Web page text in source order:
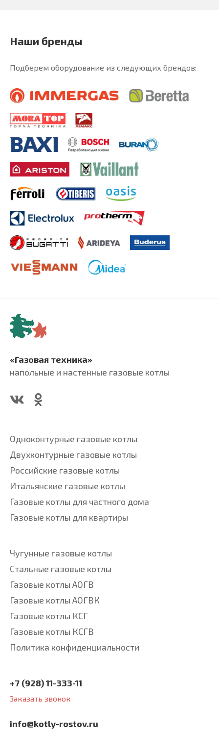
Наши бренды
Подберем оборудование из следующих брендов:
«Газовая техника»
напольные и настенные газовые котлы
Одноконтурные газовые котлы
Двухконтурные газовые котлы
Российские газовые котлы
Итальянские газовые котлы
Газовые котлы для частного дома
Газовые котлы для квартиры
Чугунные газовые котлы
Стальные газовые котлы
Газовые котлы АОГВ
Газовые котлы АОГВК
Газовые котлы КСГ
Газовые котлы КСГВ
Политика конфиденциальности
+7 (928) 11-333-11
Заказать звонок
info@kotly-rostov.ru